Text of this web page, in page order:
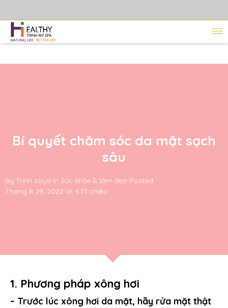
Bí quyết chăm sóc da mặt sạch
sâu
By Trinh saya in Sức khỏe & làm đẹp Posted
Tháng 8 29, 2022 at 4:13 chiều
1. Phương pháp xông hơi
– Trước lúc xông hơi da mặt, hãy rửa mặt thật